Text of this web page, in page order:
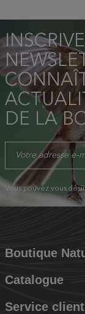
DE LA
Vous pouvez vous
Boutique
Catalogue
Service client